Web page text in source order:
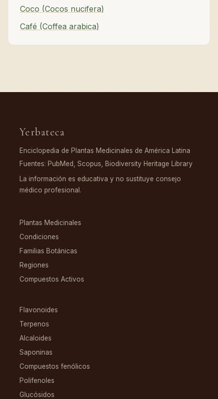
Coco (Cocos nucifera)
Café (Coffea arabica)
Yerbateca
Enciclopedia de Plantas Medicinales de América Latina
Fuentes: PubMed, Scopus, Biodiversity Heritage Library
La información es educativa y no sustituye consejo
médico profesional.
Plantas Medicinales
Condiciones
Familias Botánicas
Regiones
Compuestos Activos
Flavonoides
Terpenos
Alcaloides
Saponinas
Compuestos fenólicos
Polifenoles
Glucósidos